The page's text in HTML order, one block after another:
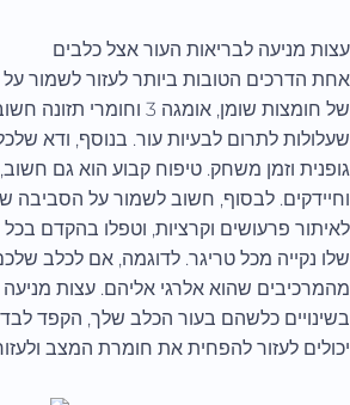
עצות מניעה לבריאות העור אצל כלבים
אחת הדרכים הטובות ביותר לעזור לשמור
של חומצות שומן,
שעלולות לתרום לבעיות עור. בנוסף, ודא
גופנית וזמן משחק. טיפוח קבוע הוא גם
וחיידקים. לבסוף, חשוב לשמור על הסביבה
לאיתור פרעושים וקרציות, וטפלו בהקדם
שלו נקייה מכל טריגר. לדוגמה, אם לכלב
מהמרכיבים שהוא אלרגי אליהם. עצות
בשינויים כלשהם בעור הכלב שלך, הקפד
יכולים לעזור להפחית את חומרת המצב